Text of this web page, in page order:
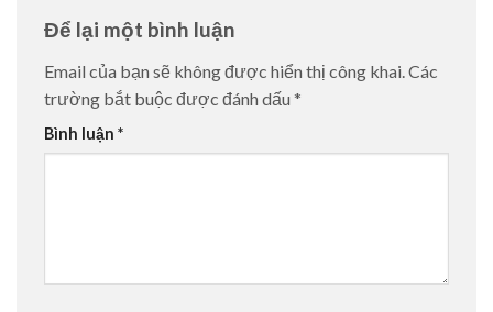
Để lại một bình luận
Email của bạn sẽ không được hiển thị công khai.Các
trường bắt buộc được đánh dấu *
Bình luận *